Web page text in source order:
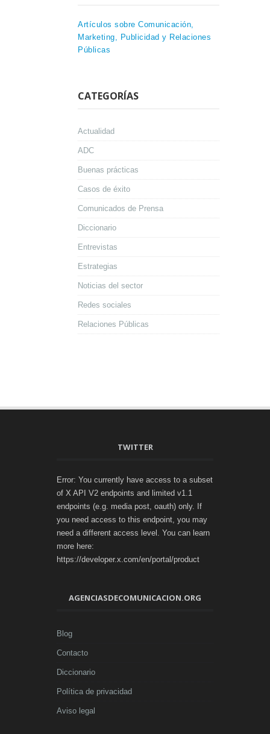
Artículos sobre Comunicación,
Marketing, Publicidad y Relaciones
Públicas
CATEGORÍAS
Actualidad
ADC
Buenas prácticas
Casos de éxito
Comunicados de Prensa
Diccionario
Entrevistas
Estrategias
Noticias del sector
Redes sociales
Relaciones Públicas
TWITTER
Error: You currently have access to a subset
of X API V2 endpoints and limited v1.1
endpoints (e.g. media post, oauth) only. If
you need access to this endpoint, you may
need a different access level. You can learn
more here:
https://developer.x.com/en/portal/product
AGENCIASDECOMUNICACION.ORG
Blog
Contacto
Diccionario
Política de privacidad
Aviso legal